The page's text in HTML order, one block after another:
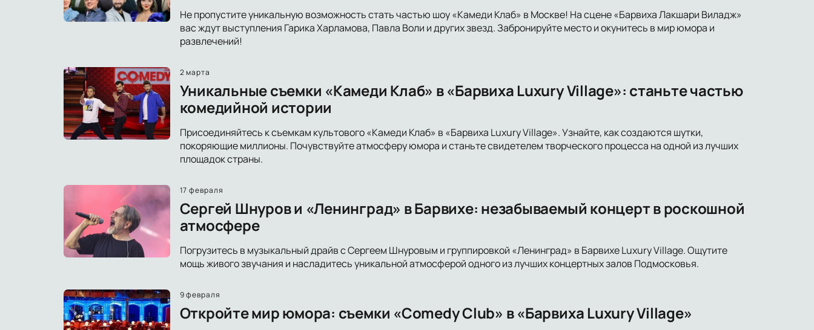
Не пропустите уникальную возможность стать частью шоу «Камеди Клаб» в Москве! На сцене «Барвиха Лакшари Виладж»
вас ждут выступления Гарика Харламова, Павла Воли и других звезд. Забронируйте место и окунитесь в мир юмора и
развлечений!
2 марта
Уникальные съемки «Камеди Клаб» в «Барвиха Luxury Village»: станьте частью
комедийной истории
Присоединяйтесь к съемкам культового «Камеди Клаб» в «Барвиха Luxury Village». Узнайте, как создаются шутки,
покоряющие миллионы. Почувствуйте атмосферу юмора и станьте свидетелем творческого процесса на одной из лучших
площадок страны.
17 февраля
Сергей Шнуров и «Ленинград» в Барвихе: незабываемый концерт в роскошной
атмосфере
Погрузитесь в музыкальный драйв с Сергеем Шнуровым и группировкой «Ленинград» в Барвихе Luxury Village. Ощутите
мощь живого звучания и насладитесь уникальной атмосферой одного из лучших концертных залов Подмосковья.
9 февраля
Откройте мир юмора: съемки «Comedy Club» в «Барвиха Luxury Village»